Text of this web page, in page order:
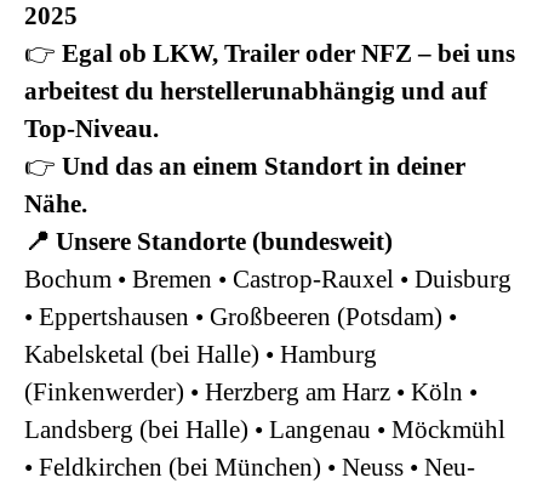
2025
👉 Egal ob LKW, Trailer oder NFZ – bei uns
arbeitest du herstellerunabhängig und auf
Top-Niveau.
👉 Und das an einem Standort in deiner
Nähe.
📍 Unsere Standorte (bundesweit)
Bochum • Bremen • Castrop-Rauxel • Duisburg
• Eppertshausen • Großbeeren (Potsdam) •
Kabelsketal (bei Halle) • Hamburg
(Finkenwerder) • Herzberg am Harz • Köln •
Landsberg (bei Halle) • Langenau • Möckmühl
• Feldkirchen (bei München) • Neuss • Neu-